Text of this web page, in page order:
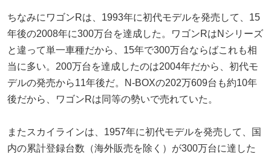
ちなみにワゴンRは、1993年に初代モデルを発売して、15
年後の2008年に300万台を達成した。ワゴンRはNシリーズ
と違って単一車種だから、15年で300万台ならばこれも相
当に多い。200万台を達成したのは2004年だから、初代モ
デルの発売から11年後だ。N-BOXの202万609台も約10年
後だから、ワゴンRは同等の勢いで売れていた。
またスカイラインは、1957年に初代モデルを発売して、国
内の累計登録台数（海外販売を除く）が300万台に達した